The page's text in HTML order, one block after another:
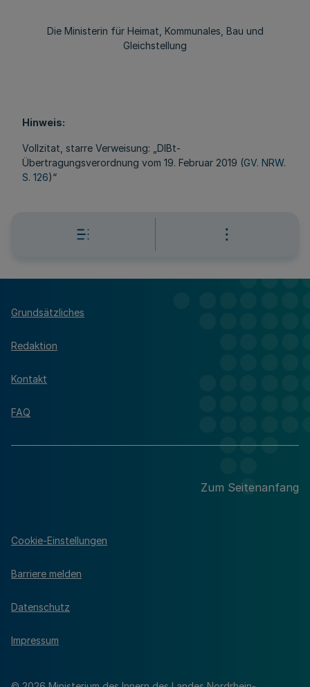
Die Ministerin für Heimat, Kommunales, Bau und
Gleichstellung
Hinweis:
Vollzitat, starre Verweisung: „DIBt-
Übertragungsverordnung vom 19. Februar 2019 (GV. NRW.
S. 126)“
Grundsätzliches
Redaktion
Kontakt
FAQ
Zum Seitenanfang
Cookie-Einstellungen
Barriere melden
Datenschutz
Impressum